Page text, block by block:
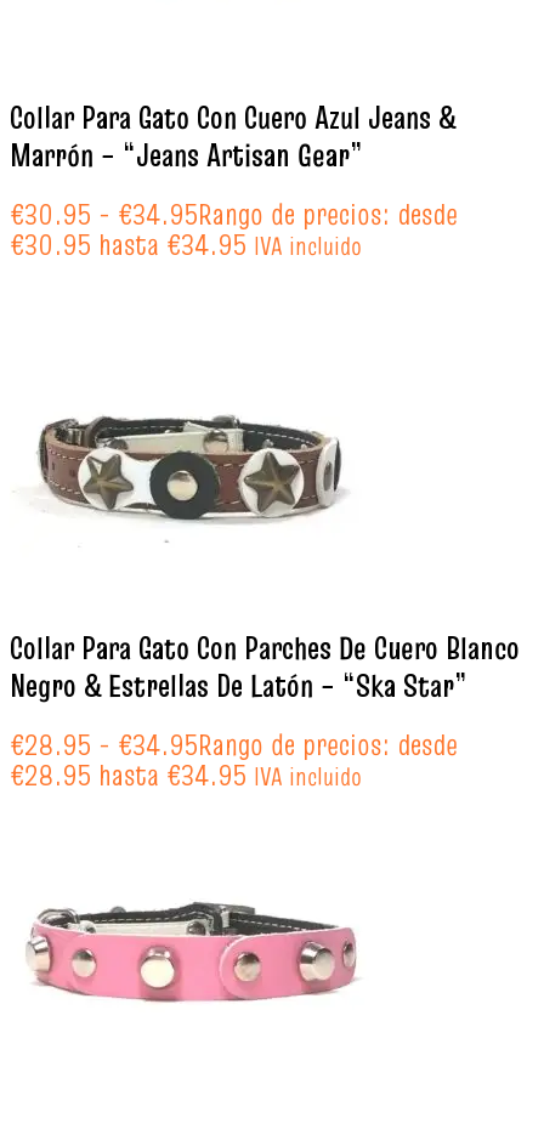
Collar Para Gato Con Cuero Azul Jeans &
Marrón – “Jeans Artisan Gear”
€30.95 - €34.95Rango de precios: desde
€30.95 hasta €34.95 IVA incluido
Collar Para Gato Con Parches De Cuero Blanco
Negro & Estrellas De Latón – “Ska Star”
€28.95 - €34.95Rango de precios: desde
€28.95 hasta €34.95 IVA incluido